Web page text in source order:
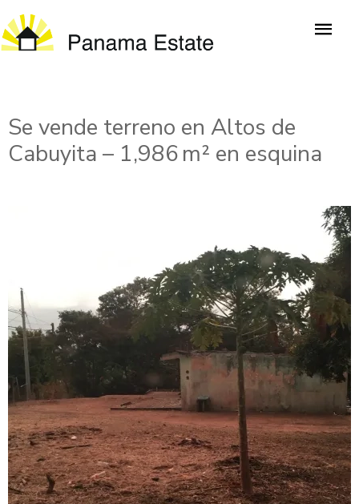
Se vende terreno en Altos de
Cabuyita – 1,986 m² en esquina